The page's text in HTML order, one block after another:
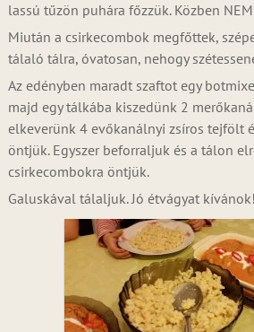
lassú tűzön puhára főzzük. Közben
Miután a csirkecombok megfőttek,
tálaló tálra, óvatosan, nehogy
Az edényben maradt szaftot egy
majd egy tálkába kiszedünk 2
elkeverünk 4 evőkanálnyi zsíros tejfölt
öntjük. Egyszer beforraljuk és a tálon
csirkecombokra öntjük.
Galuskával tálaljuk. Jó étvágyat kívánok!